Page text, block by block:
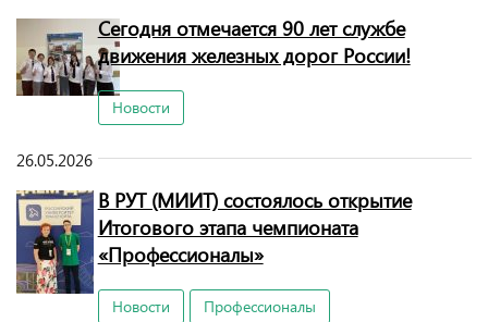
Сегодня отмечается 90 лет службе
движения железных дорог России!
Новости
26.05.2026
В РУТ (МИИТ) состоялось открытие
Итогового этапа чемпионата
«Профессионалы»
Новости
Профессионалы